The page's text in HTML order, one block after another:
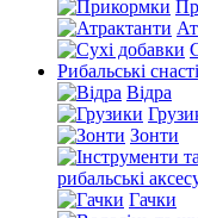
Рибальські
Відра
Зонти
рибальські
Гачки